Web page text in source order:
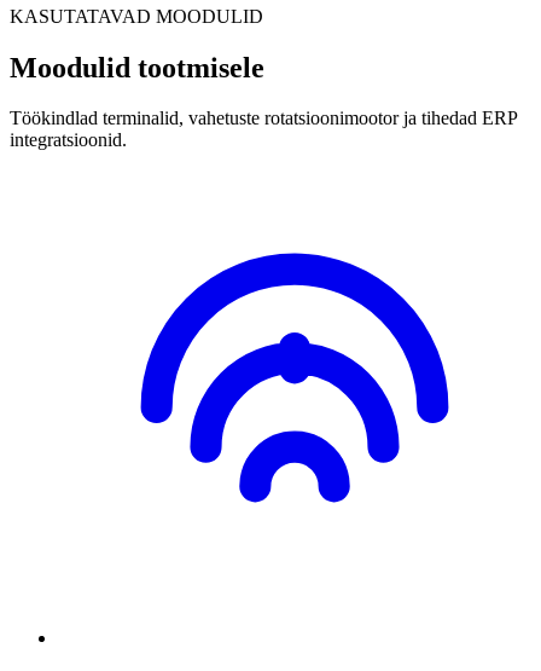
KASUTATAVAD MOODULID
Moodulid tootmisele
Töökindlad terminalid, vahetuste rotatsioonimootor ja tihedad ERP
integratsioonid.